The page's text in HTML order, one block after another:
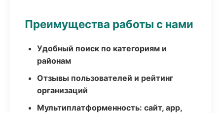
Преимущества работы с нами
Удобный поиск по категориям и
районам
Отзывы пользователей и рейтинг
организаций
Мультиплатформенность: сайт, app,